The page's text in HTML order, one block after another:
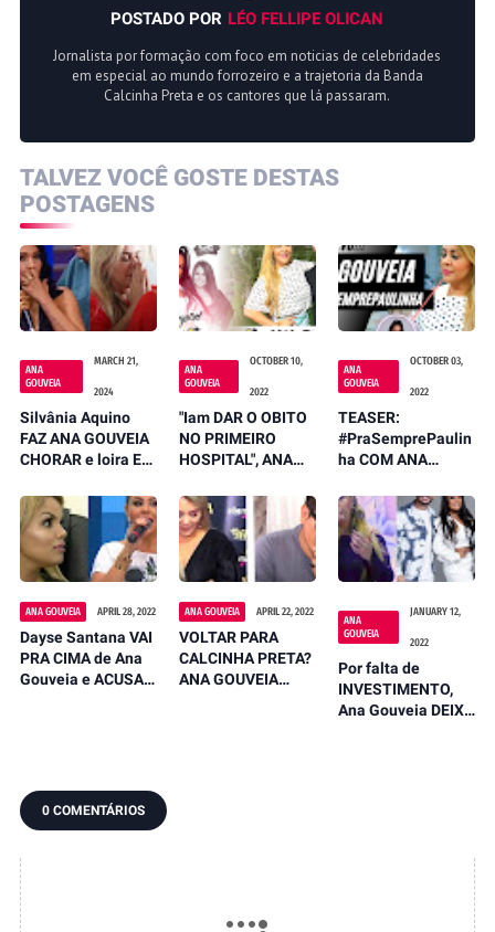
POSTADO POR LÉO FELLIPE OLICAN
Jornalista por formação com foco em noticias de celebridades
em especial ao mundo forrozeiro e a trajetoria da Banda
Calcinha Preta e os cantores que lá passaram.
TALVEZ VOCÊ GOSTE DESTAS
POSTAGENS
ANA
GOUVEIA
MARCH 21,
2024
Silvânia Aquino
FAZ ANA GOUVEIA
CHORAR e loira EX
VÍDEOS EM
LAGRIMAS
CONTANDO TUDO
ANA
GOUVEIA
OCTOBER 10,
2022
"Iam DAR O OBITO
NO PRIMEIRO
HOSPITAL", ANA
ao FAZER
REVELAÇÕES
SOBRE MORTE DE
PAULINHA ABELHA
QUE NINGUEM
SABIA
ANA
GOUVEIA
OCTOBER 03,
2022
TEASER:
#PraSemprePaulin
ha COM ANA
CANTORA
EMOCIONA
DEMAIS AO FALAR
DE PAULINHA
ABELHA
ANA GOUVEIA APRIL 28, 2022
Dayse Santana VAI
PRA CIMA de Ana
Gouveia e ACUSA
ANA GOUVEIA APRIL 22, 2022
VOLTAR PARA
CALCINHA PRETA?
ANA GOUVEIA
ANA
GOUVEIA
JANUARY 12,
2022
Por falta de
INVESTIMENTO,
Ana Gouveia DEIXA
0 COMENTÁRIOS